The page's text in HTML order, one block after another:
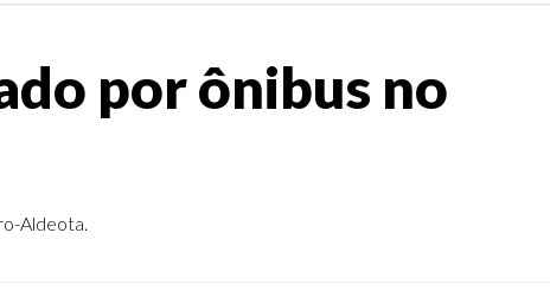
por ônibus no
Aldeota.